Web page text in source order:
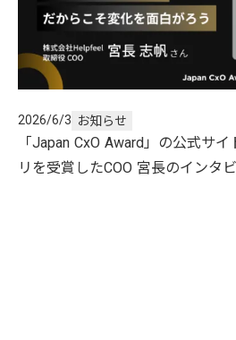
2026/6/3 お知らせ
「Japan CxO Award」の公式サ
リを受賞したCOO 宮長のインタ